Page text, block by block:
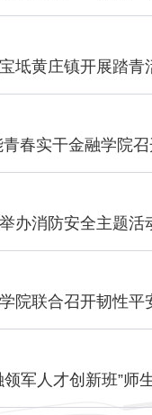
坻黄庄镇开展踏青
春实干金融学院
办消防安全主题活
院联合召开韧性平
军人才创新班”师